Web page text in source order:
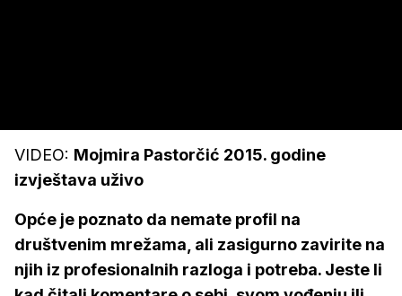
VIDEO: Mojmira Pastorčić 2015. godine
izvještava uživo
Opće je poznato da nemate profil na
društvenim mrežama, ali zasigurno zavirite na
njih iz profesionalnih razloga i potreba. Jeste li